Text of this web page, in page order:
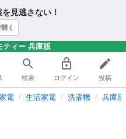
見逃さない！
く
ティー 兵庫版
検索 ログイン 投稿
電 生活家電 洗濯機 兵庫